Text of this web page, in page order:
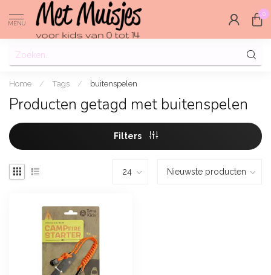
MENU
0
Home / Tags / buitenspelen
Producten getagd met buitenspelen
Filters